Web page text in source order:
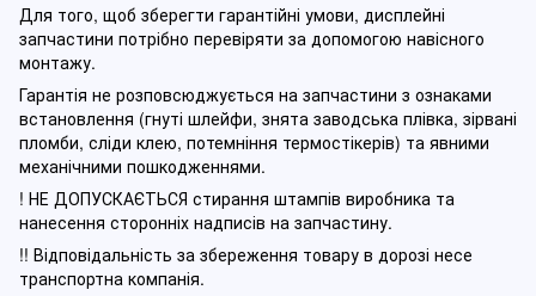
Для того, щоб зберегти гарантійні умови, дисплейні
запчастини потрібно перевіряти за допомогою навісного
монтажу.
Гарантія не розповсюджується на запчастини з ознаками
встановлення (гнуті шлейфи, знята заводська плівка, зірвані
пломби, сліди клею, потемніння термостікерів) та явними
механічними пошкодженнями.
! НЕ ДОПУСКАЄТЬСЯ стирання штампів виробника та
нанесення сторонніх надписів на запчастину.
!! Відповідальність за збереження товару в дорозі несе
транспортна компанія.